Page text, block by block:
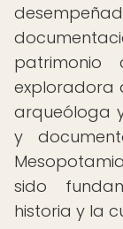
patrimonio
exploradora
arqueóloga
y
sido
historia y la